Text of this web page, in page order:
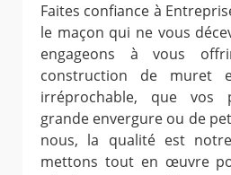
Faites confiance à
le maçon qui ne vous
engageons à vous
construction de muret
irréprochable, que vos
grande envergure ou de
nous, la qualité est
mettons tout en œuvre